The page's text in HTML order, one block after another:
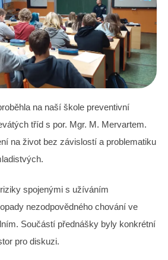
na naší škole preventivní
tříd s por. Mgr. M. Mervartem.
na život bez závislostí a problematiku
spojenými s užíváním
nezodpovědného chování ve
Součástí přednášky byly konkrétní
pro diskuzi.